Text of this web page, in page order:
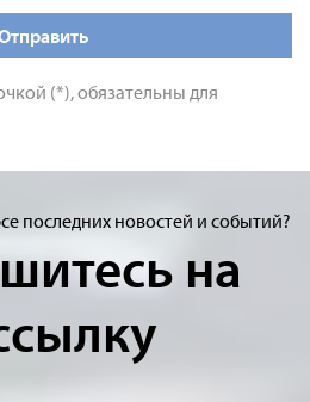
(*), обязательны для
последних новостей и событий?
на